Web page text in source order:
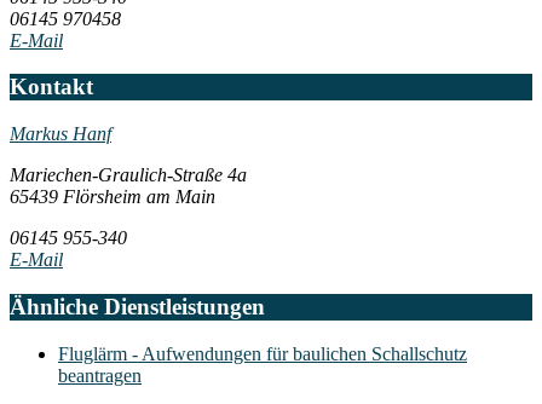
06145 970458
E-Mail
Kontakt
Markus Hanf
Mariechen-Graulich-Straße 4a
65439 Flörsheim am Main
06145 955-340
E-Mail
Ähnliche Dienstleistungen
Fluglärm - Aufwendungen für baulichen Schallschutz
beantragen